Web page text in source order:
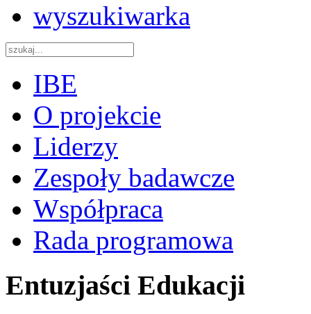
wyszukiwarka
IBE
O projekcie
Liderzy
Zespoły badawcze
Współpraca
Rada programowa
Entuzjaści Edukacji